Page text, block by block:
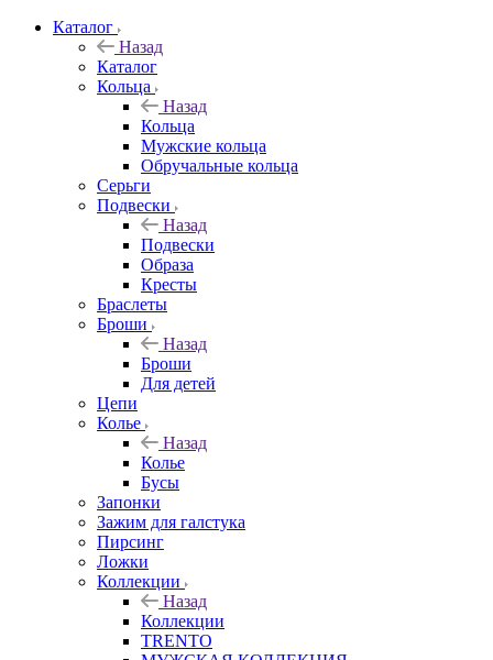
Каталог
Назад
Каталог
Кольца
Назад
Кольца
Мужские кольца
Обручальные кольца
Серьги
Подвески
Назад
Подвески
Образа
Кресты
Браслеты
Броши
Назад
Броши
Для детей
Цепи
Колье
Назад
Колье
Бусы
Запонки
Зажим для галстука
Пирсинг
Ложки
Коллекции
Назад
Коллекции
TRENTO